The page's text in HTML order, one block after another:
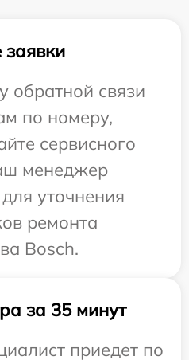
обратной связи
по номеру,
сервисного
менеджер
уточнения
ремонта
Bosch.
за 35 минут
приедет по